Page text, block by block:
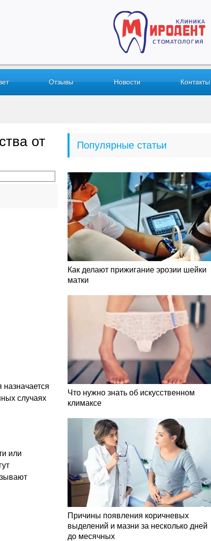
Отзывы Новости Контакты
от
случаях
или
Популярные статьи
Как делают прижигание эрозии шейки
матки
Что нужно знать об искусственном
климаксе
Причины появления коричневых
выделений и мазни за несколько дней
до месячных